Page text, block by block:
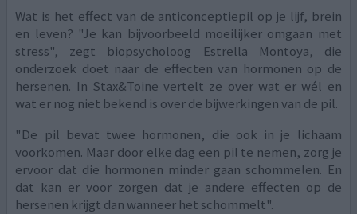
Wat is het effect van de anticonceptiepil op je lijf, brein
en leven? "Je kan bijvoorbeeld moeilijker omgaan met
stress", zegt biopsycholoog Estrella Montoya, die
onderzoek doet naar de effecten van hormonen op de
hersenen. In Stax&Toine vertelt ze over wat er wél en
wat er nog niet bekend is over de bijwerkingen van de pil.
"De pil bevat twee hormonen, die ook in je lichaam
voorkomen. Maar door elke dag een pil te nemen, zorg je
ervoor dat die hormonen minder gaan schommelen. En
dat kan er voor zorgen dat je andere effecten op de
hersenen krijgt dan wanneer het schommelt".